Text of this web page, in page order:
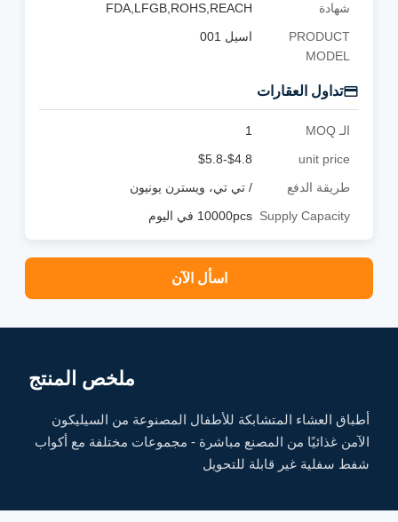
شهادة
FDA,LFGB,ROHS,REACH
PRODUCT
MODEL
اسيل 001
تداول العقارات
الـ MOQ
1
unit price
$4.8-$5.8
طريقة الدفع
/ تي تي، ويسترن يونيون
Supply Capacity 10000pcs في اليوم
اسأل الآن
ملخص المنتج
أطباق العشاء المتشابكة للأطفال المصنوعة من السيليكون
الآمن غذائيًا من المصنع مباشرة - مجموعات مختلفة مع أكواب
شفط سفلية غير قابلة للتحويل